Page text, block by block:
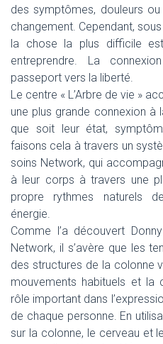
des symptômes, douleurs
changement. Cependant,
la chose la plus difficile
entreprendre. La
passeport vers la liberté.
Le centre « L’Arbre de vie »
une plus grande connexion à
que soit leur état,
faisons cela à travers un
soins Network, qui
à leur corps à travers une
propre rythmes naturels
énergie.
Comme l’a découvert
Network, il s’avère que les
des structures de la colonne
mouvements habituels et la
rôle important dans
de chaque personne. En
sur la colonne, le cerveau et